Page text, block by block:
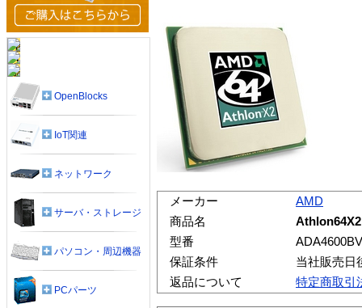
メーカー
AMD
商品名
型番
保証条件
当社販売日
返品について
特定商取引
OpenBlocks
IoT関連
ネットワーク
サーバ・ストレージ
パソコン・周辺機器
PCパーツ